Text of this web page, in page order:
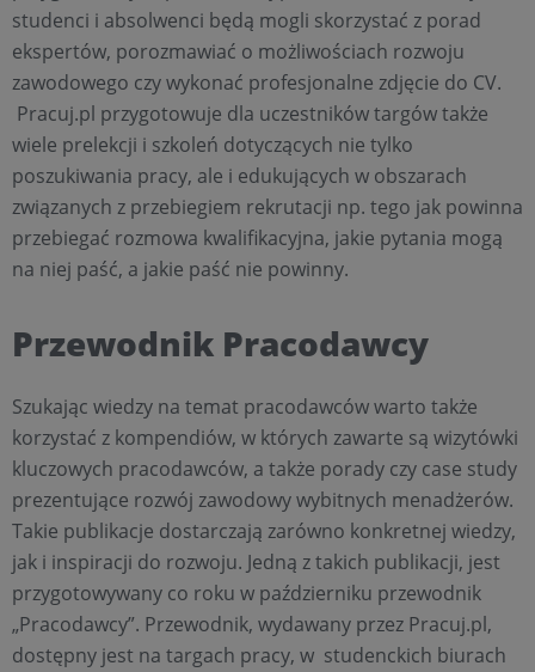
studenci i absolwenci będą mogli skorzystać z porad
ekspertów, porozmawiać o możliwościach rozwoju
zawodowego czy wykonać profesjonalne zdjęcie do CV.
Pracuj.pl przygotowuje dla uczestników targów także
wiele prelekcji i szkoleń dotyczących nie tylko
poszukiwania pracy, ale i edukujących w obszarach
związanych z przebiegiem rekrutacji np. tego jak powinna
przebiegać rozmowa kwalifikacyjna, jakie pytania mogą
na niej paść, a jakie paść nie powinny.
Przewodnik Pracodawcy
Szukając wiedzy na temat pracodawców warto także
korzystać z kompendiów, w których zawarte są wizytówki
kluczowych pracodawców, a także porady czy case study
prezentujące rozwój zawodowy wybitnych menadżerów.
Takie publikacje dostarczają zarówno konkretnej wiedzy,
jak i inspiracji do rozwoju. Jedną z takich publikacji, jest
przygotowywany co roku w październiku przewodnik
„Pracodawcy”. Przewodnik, wydawany przez Pracuj.pl,
dostępny jest na targach pracy, w studenckich biurach